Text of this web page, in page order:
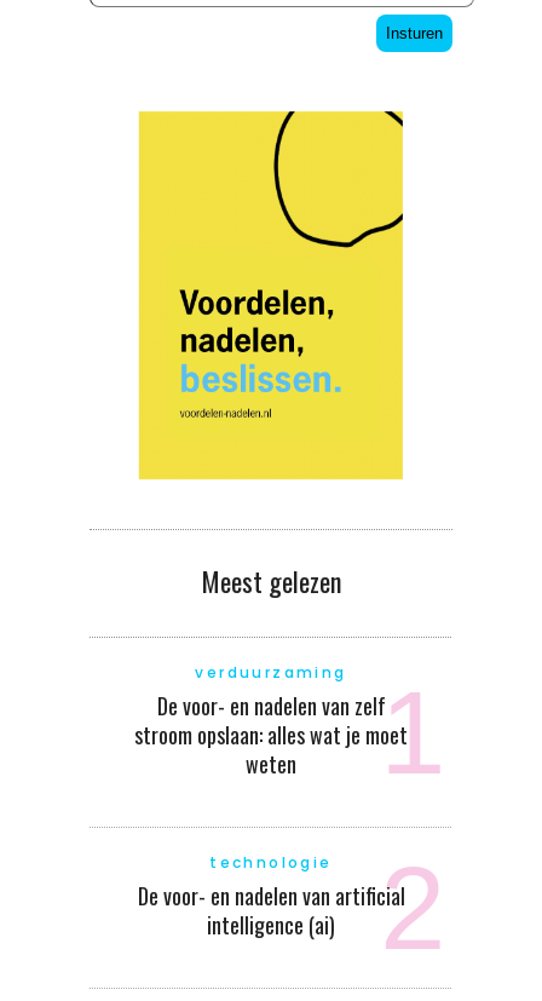
Insturen
Meest gelezen
verduurzaming
De voor- en nadelen van zelf
stroom opslaan: alles wat je moet
weten
technologie
De voor- en nadelen van artificial
intelligence (ai)